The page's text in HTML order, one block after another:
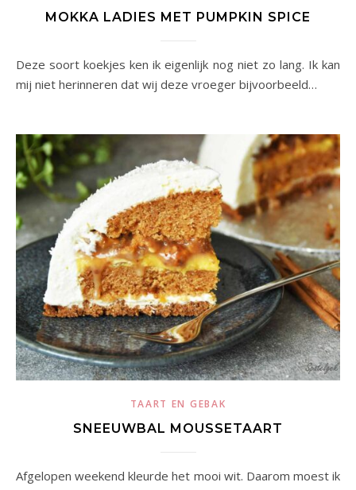
MOKKA LADIES MET PUMPKIN SPICE
Deze soort koekjes ken ik eigenlijk nog niet zo lang. Ik kan
mij niet herinneren dat wij deze vroeger bijvoorbeeld…
TAART EN GEBAK
SNEEUWBAL MOUSSETAART
Afgelopen weekend kleurde het mooi wit. Daarom moest ik